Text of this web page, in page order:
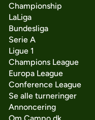
Championship
LaLiga
Bundesliga
Serie A
Ligue 1
Champions League
Europa League
Conference League
Se alle turneringer
Annoncering